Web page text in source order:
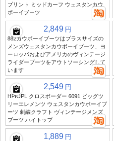
プリント ミッドカーフ ウェスタンカウ
ボーイブーツ
2,849 円
882カウボーイブーツはプラスサイズの
メンズウェスタンカウボーイブーツ、ヨ
ーロッパおよびアメリカのヴィンテージ
ライダーブーツをアウトソーシングして
います
2,549 円
HPIOPL クロスボーダー 6091 ビッグツ
リーエレメンツ ウェスタンカウボーイブ
ーツ 刺繍クラフト ヴィンテージメンズ
ブーツ ハイトップ
1,889 円